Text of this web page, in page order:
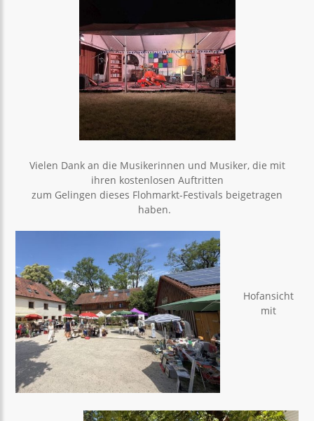
Vielen Dank an die Musikerinnen und Musiker, die mit
ihren kostenlosen Auftritten
zum Gelingen dieses Flohmarkt-Festivals beigetragen
haben.
Hofansicht
mit